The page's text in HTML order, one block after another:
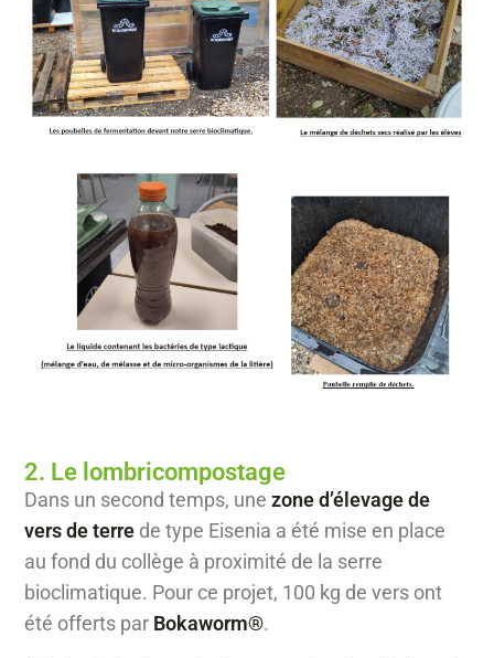
2. Le lombricompostage
Dans un second temps, une zone d’élevage de
vers de terre de type Eisenia a été mise en place
au fond du collège à proximité de la serre
bioclimatique. Pour ce projet, 100 kg de vers ont
été offerts par Bokaworm®.